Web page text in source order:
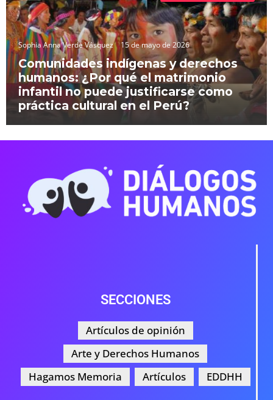
Sophia Anna Verde Vásquez 15 de mayo de 2026
Comunidades indígenas y derechos
humanos: ¿Por qué el matrimonio
infantil no puede justificarse como
práctica cultural en el Perú?
SECCIONES
Artículos de opinión
Arte y Derechos Humanos
Hagamos Memoria
Artículos EDDHH